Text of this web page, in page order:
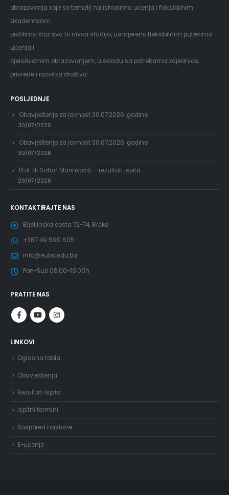
obrazovanja koje se temelji na ishodima učenja i fleksibilnim
akademskim
profilima kroz sva tri nivoa studija, usmjereno fleksibilnim putevima
učenja i
cjeloživotnim obrazovanjem, u skladu sa potrebama zajednice,
privrede i razvitka društva.
POSLJEDNJE
Obavještenje za javnost 30.07.2026. godine
30/07/2026
Obavještenje za javnost 30.07.2026. godine
30/07/2026
Prof. dr Srđan Marinković – rezultati ispita
29/07/2026
KONTAKTIRAJTE NAS
Bijeljinska cesta 72-74, Brčko
+387 49 590 605
info@eubd.edu.ba
Pon-Sub 08.00-19.00h
PRATITE NAS
LINKOVI
Oglasna tabla
Obavjestenja
Rezultati ispita
Ispitni termini
Raspored nastave
E-učenje